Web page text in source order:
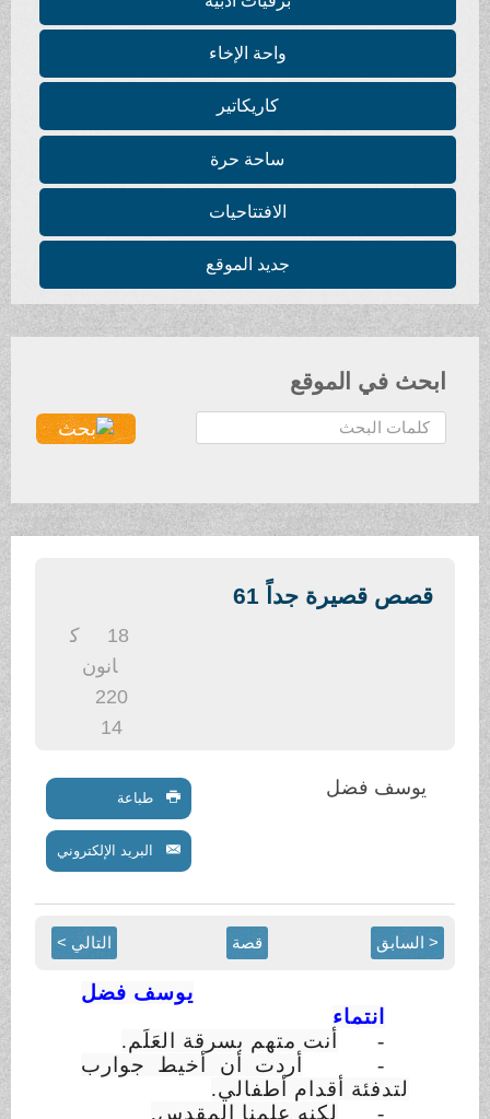
واحة الإخاء
كاريكاتير
ساحة حرة
الافتتاحيات
جديد الموقع
ابحث في الموقع
ح
ث
قصص قصيرة جداً 61
انون
220
14
يوسف فضل طباعة
البريد الإلكتروني
< السابق قصة التالي >
يوسف فضل
انتماء
-
أنت متهم بسرقة العَلَم.
-
أردت أن أخيط جوارب
لتدفئة أقدام أطفالي.
-
لكنه علمنا المقدس.